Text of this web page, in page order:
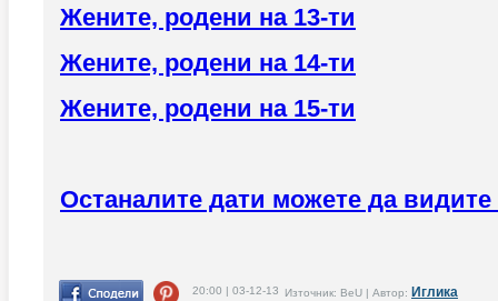
Жените, родени на 13-ти
Жените, родени на 14-ти
Жените, родени на 15-ти
Останалите дати можете да видите
20:00 | 03-12-13 Източник: BeU | Автор: Иглика